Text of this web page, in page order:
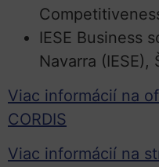
IESE Business
Navarra (IESE),
Viac informácií na
CORDIS
Viac informácií na